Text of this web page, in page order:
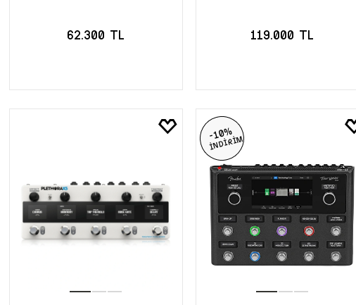
62.300 TL
SEPETE EKLE
119.000 TL
SEPETE EKLE
-10%
İNDİRİM